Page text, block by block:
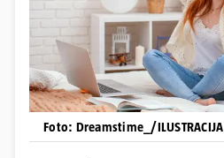
Foto: Dreamstime_/ILUSTRACIJA